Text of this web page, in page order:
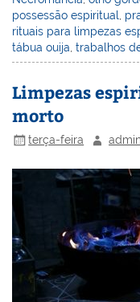
possessão espiritual,
rituais para limpezas
tábua ouija,trabalhos
Limpezas
morto
terça-feira